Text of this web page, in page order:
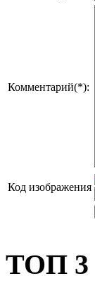
Комментарий(*):
Код изображения
ТОП 3